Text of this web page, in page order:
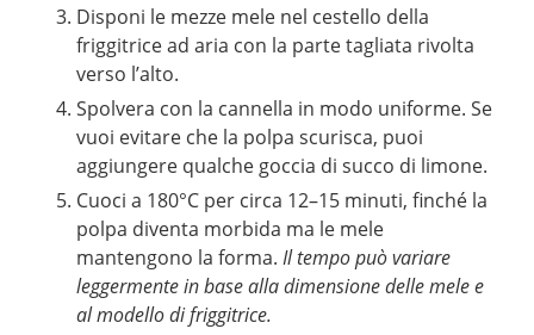
Disponi le mezze mele nel cestello della
friggitrice ad aria con la parte tagliata rivolta
verso l’alto.
Spolvera con la cannella in modo uniforme. Se
vuoi evitare che la polpa scurisca, puoi
aggiungere qualche goccia di succo di limone.
Cuoci a 180°C per circa 12–15 minuti, finché la
polpa diventa morbida ma le mele
mantengono la forma. Il tempo può variare
leggermente in base alla dimensione delle mele e
al modello di friggitrice.